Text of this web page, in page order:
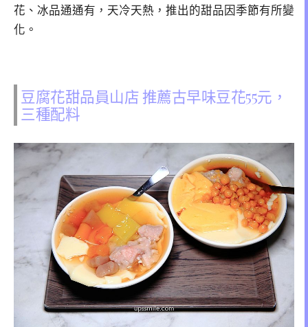
花、冰品通通有，天冷天熱，推出的甜品因季節有所變
化。
豆腐花甜品員山店 推薦古早味豆花55元，
三種配料